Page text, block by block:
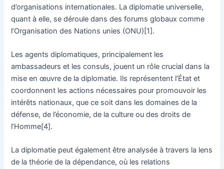
d’organisations internationales. La diplomatie universelle,
quant à elle, se déroule dans des forums globaux comme
l’Organisation des Nations unies (ONU)[1].
Les agents diplomatiques, principalement les
ambassadeurs et les consuls, jouent un rôle crucial dans la
mise en œuvre de la diplomatie. Ils représentent l’État et
coordonnent les actions nécessaires pour promouvoir les
intérêts nationaux, que ce soit dans les domaines de la
défense, de l’économie, de la culture ou des droits de
l’Homme[4].
La diplomatie peut également être analysée à travers la lens
de la théorie de la dépendance, où les relations